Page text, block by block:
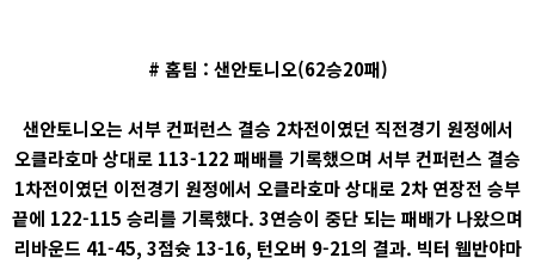
# 홈팀 : 샌안토니오(62승20패)
샌안토니오는 서부 컨퍼런스 결승 2차전이였던 직전경기 원정에서
오클라호마 상대로 113-122 패배를 기록했으며 서부 컨퍼런스 결승
1차전이였던 이전경기 원정에서 오클라호마 상대로 2차 연장전 승부
끝에 122-115 승리를 기록했다. 3연승이 중단 되는 패배가 나왔으며
리바운드 41-45, 3점슛 13-16, 턴오버 9-21의 결과. 빅터 웸반야마